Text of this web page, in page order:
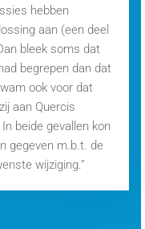
hebben
aan (een deel
bleek soms dat
begrepen dan dat
ook voor dat
aan Quercis
beide gevallen kon
gegeven m.b.t. de
wijziging.”